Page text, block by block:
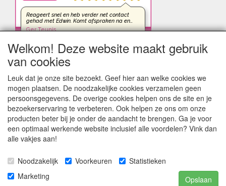
kleinezonnepanelen.nl | TIGER Offgrid Energy B.V. ©2012-
Welkom! Deze website maakt gebruik
van cookies
Leuk dat je onze site bezoekt. Geef hier aan welke cookies we
mogen plaatsen. De noodzakelijke cookies verzamelen geen
persoonsgegevens. De overige cookies helpen ons de site en je
bezoekerservaring te verbeteren. Ook helpen ze ons om onze
producten beter bij je onder de aandacht te brengen. Ga je voor
een optimaal werkende website inclusief alle voordelen? Vink dan
alle vakjes aan!
Noodzakelijk Voorkeuren
Statistieken
Marketing
Opslaan